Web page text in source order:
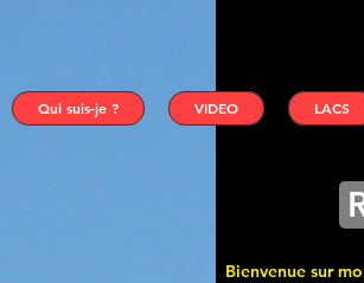
Qui suis-je ? VIDEO LACS
Bienvenue sur